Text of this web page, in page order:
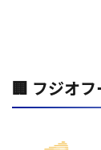
🏢 フジオ